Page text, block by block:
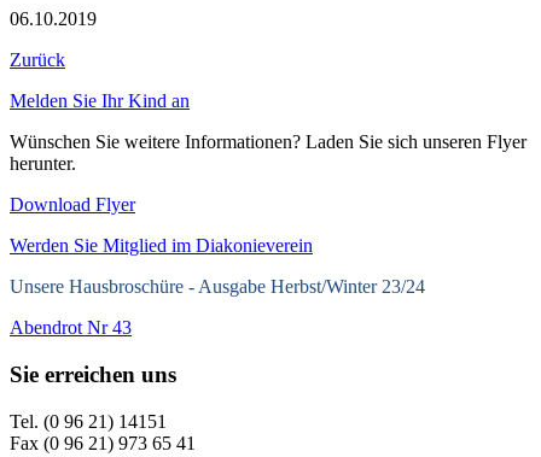
06.10.2019
Zurück
Melden Sie Ihr Kind an
Wünschen Sie weitere Informationen? Laden Sie sich unseren Flyer
herunter.
Download Flyer
Werden Sie Mitglied im Diakonieverein
Unsere Hausbroschüre - Ausgabe Herbst/Winter 23/24
Abendrot Nr 43
Sie erreichen uns
Tel. (0 96 21) 14151
Fax (0 96 21) 973 65 41